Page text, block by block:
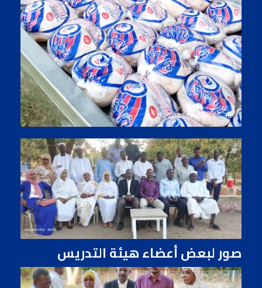
صور لبعض أعضاء هيئة التدريس